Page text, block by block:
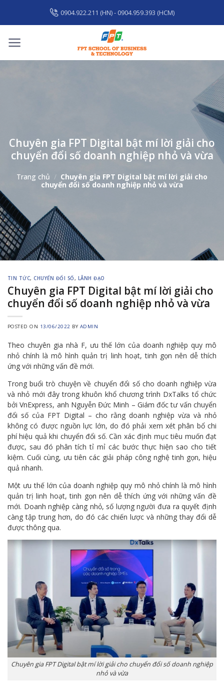
content
0904.922.211 (HN) - 0904.959.393 (HCM)
Chuyên gia FPT Digital bật mí lời giải cho
chuyển đổi số doanh nghiệp nhỏ và vừa
Trang chủ / Chuyên gia FPT Digital bật mí lời giải cho
chuyển đổi số doanh nghiệp nhỏ và vừa
TIN TỨC,CHUYỂN ĐỔI SỐ, LÃNH ĐẠO
Chuyên gia FPT Digital bật mí lời giải cho
chuyển đổi số doanh nghiệp nhỏ và vừa
POSTED ON 13/06/2022 BY ADMIN
Theo chuyên gia nhà F, ưu thế lớn của doanh nghiệp quy mô
nhỏ chính là mô hình quản trị linh hoạt, tinh gọn nên dễ thích
ứng với những vấn đề mới.
Trong buổi trò chuyện về chuyển đổi số cho doanh nghiệp vừa
và nhỏ mới đây trong khuôn khổ chương trình DxTalks tổ chức
bởi VnExpress, anh Nguyễn Đức Minh – Giám đốc tư vấn chuyển
đổi số của FPT Digital – cho rằng doanh nghiệp vừa và nhỏ
không có được nguồn lực lớn, do đó phải xem xét phân bổ chi
phí hiệu quả khi chuyển đổi số. Cần xác định mục tiêu muốn đạt
được, sau đó phân tích tỉ mỉ các bước thực hiện sao cho tiết
kiệm. Cuối cùng, ưu tiên các giải pháp công nghệ tinh gọn, hiệu
quả nhanh.
Một ưu thế lớn của doanh nghiệp quy mô nhỏ chính là mô hình
quản trị linh hoạt, tinh gọn nên dễ thích ứng với những vấn đề
mới. Doanh nghiệp càng nhỏ, số lượng người đưa ra quyết định
càng tập trung hơn, do đó các chiến lược và những thay đổi dễ
được thông qua.
Chuyên gia FPT Digital bật mí lời giải cho chuyển đổi số doanh nghiệp
nhỏ và vừa